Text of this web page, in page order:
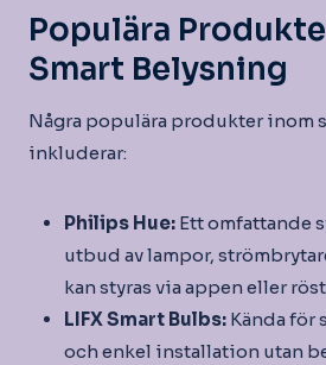
Populära
Smart Belysning
Några populära produkter inom
inkluderar:
Philips Hue: Ett omfattande
utbud av lampor,
kan styras via appen eller
LIFX Smart Bulbs: Kända för
och enkel installation utan